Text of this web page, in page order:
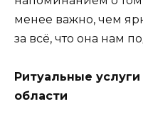
менее важно, чем
за всё, что она нам
Ритуальные
области